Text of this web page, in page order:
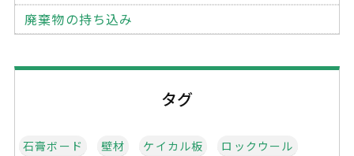
廃棄物の持ち込み
タグ
石膏ボード 壁材 ケイカル板
ロックウール